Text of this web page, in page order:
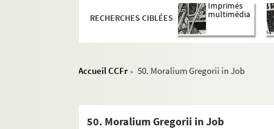
RECHERCHES CIBLÉES
Imprimés
multimédia
Accueil CCFr > 50. Moralium Gregorii in Job
50. Moralium Gregorii in Job